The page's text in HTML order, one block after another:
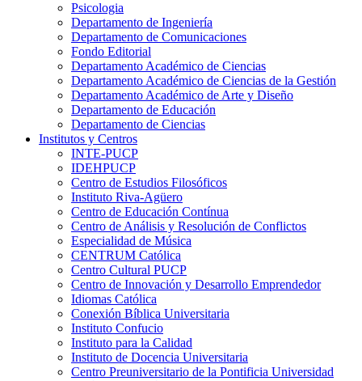
Psicologia
Departamento de Ingeniería
Departamento de Comunicaciones
Fondo Editorial
Departamento Académico de Ciencias
Departamento Académico de Ciencias de la Gestión
Departamento Académico de Arte y Diseño
Departamento de Educación
Departamento de Ciencias
Institutos y Centros
INTE-PUCP
IDEHPUCP
Centro de Estudios Filosóficos
Instituto Riva-Agüero
Centro de Educación Contínua
Centro de Análisis y Resolución de Conflictos
Especialidad de Música
CENTRUM Católica
Centro Cultural PUCP
Centro de Innovación y Desarrollo Emprendedor
Idiomas Católica
Conexión Bíblica Universitaria
Instituto Confucio
Instituto para la Calidad
Instituto de Docencia Universitaria
Centro Preuniversitario de la Pontificia Universidad